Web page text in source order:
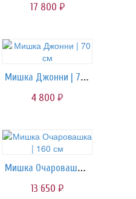
17 800 руб.
Мишка Джонни | 70 см
4 800 руб.
Мишка Очаровашка | 160 см
13 650 руб.